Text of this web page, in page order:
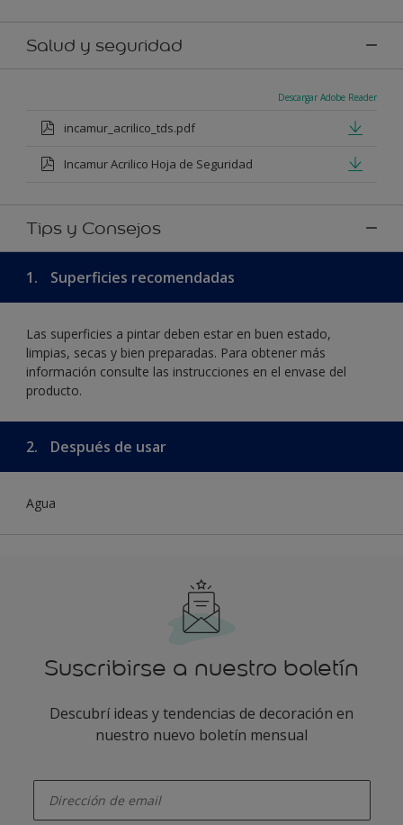
Salud y seguridad
Descargar Adobe Reader
incamur_acrilico_tds.pdf
Incamur Acrilico Hoja de Seguridad
Tips y Consejos
1. Superficies recomendadas
Las superficies a pintar deben estar en buen estado,
limpias, secas y bien preparadas. Para obtener más
información consulte las instrucciones en el envase del
producto.
2. Después de usar
Agua
Suscribirse a nuestro boletín
Descubrí ideas y tendencias de decoración en
nuestro nuevo boletín mensual